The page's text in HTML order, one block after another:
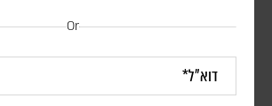
Or
נקודת תורפה בתעשיית הנשק
דורון פסקין